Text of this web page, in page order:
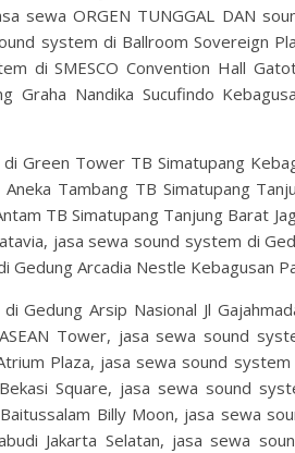
sewa ORGEN TUNGGAL DAN
system di Ballroom Sovereign
di SMESCO Convention Hall
Nandika Sucufindo
Green Tower TB Simatupang
Tambang TB Simatupang
TB Simatupang Tanjung Barat
jasa sewa sound system di
Arcadia Nestle Kebagusan
Gedung Arsip Nasional Jl
Tower, jasa sewa sound
Plaza, jasa sewa sound
Square, jasa sewa sound
Billy Moon, jasa sewa
Jakarta Selatan, jasa sewa